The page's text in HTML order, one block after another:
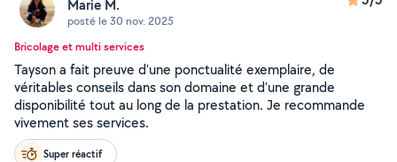
Marie M.
posté le 30 nov. 2025
Bricolage et multi services
Tayson a fait preuve d’une ponctualité exemplaire, de
véritables conseils dans son domaine et d’une grande
disponibilité tout au long de la prestation. Je recommande
vivement ses services.
Super réactif